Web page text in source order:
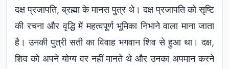
दक्ष प्रजापति, ब्रह्मा के मानस पुत्र थे। दक्ष प्रजापति को सृष्टि
की रचना और वृद्धि में महत्वपूर्ण भूमिका निभाने वाला माना जाता
है। उनकी पुत्री सती का विवाह भगवान शिव से हुआ था। दक्ष,
शिव को अपने योग्य वर नहीं मानते थे और उनका अपमान करने